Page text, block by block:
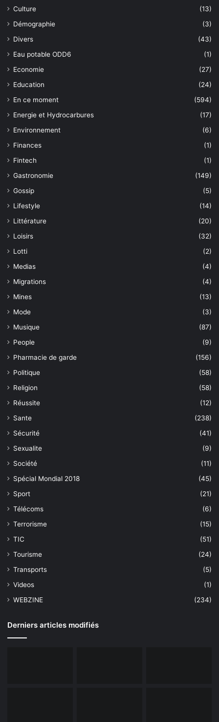
Culture
(13)
Démographie
(3)
Divers
(43)
Eau potable ODD6
(1)
Economie
(27)
Education
(24)
En ce moment
(594)
Energie et Hydrocarbures
(17)
Environnement
(6)
Finances
(1)
Fintech
(1)
Gastronomie
(149)
Gossip
(5)
Lifestyle
(14)
Littérature
(20)
Loisirs
(32)
Lotti
(2)
Medias
(4)
Migrations
(4)
Mines
(13)
Mode
(3)
Musique
(87)
People
(9)
Pharmacie de garde
(156)
Politique
(58)
Religion
(58)
Réussite
(12)
Sante
(238)
Sécurité
(41)
Sexualite
(9)
Société
(11)
Spécial Mondial 2018
(45)
Sport
(21)
Télécoms
(6)
Terrorisme
(15)
TIC
(51)
Tourisme
(24)
Transports
(5)
Videos
(1)
WEBZINE
(234)
Derniers articles modifiés